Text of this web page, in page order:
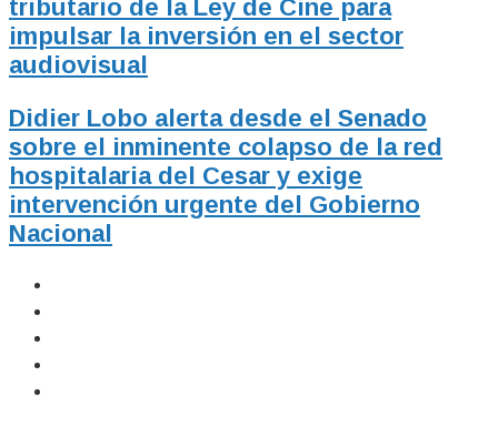
tributario de la Ley de Cine para
impulsar la inversión en el sector
audiovisual
Didier Lobo alerta desde el Senado
sobre el inminente colapso de la red
hospitalaria del Cesar y exige
intervención urgente del Gobierno
Nacional